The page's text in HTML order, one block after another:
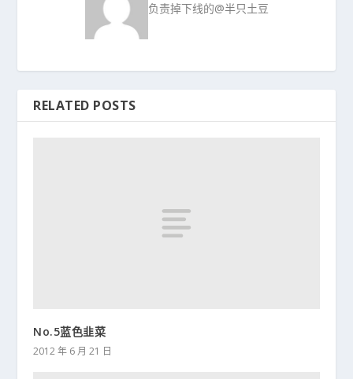
负责掉下线的@半只土豆
RELATED POSTS
No.5蓝色韭菜
2012 年 6 月 21 日